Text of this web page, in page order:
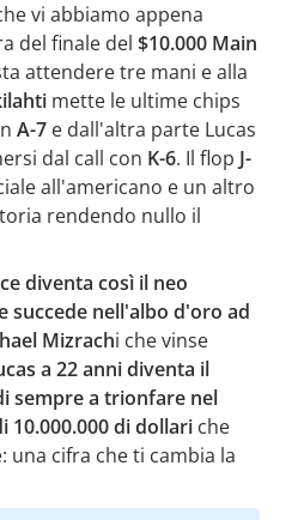
vi abbiamo appena
del finale del $10.000 Main
attendere tre mani e alla
mette le ultime chips
A-7 e dall'altra parte Lucas
dal call con K-6. Il flop J-
all'americano e un altro
rendendo nullo il
diventa così il neo
succede nell'albo d'oro ad
Mizrachi che vinse
a 22 anni diventa il
sempre a trionfare nel
10.000.000 di dollari che
una cifra che ti cambia la